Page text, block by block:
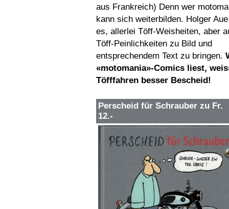
aus Frankreich) Denn wer
kann sich weiterbilden. Holger
es, allerlei Töff-Weisheiten, aber
Töff-Peinlichkeiten zu Bild und
entsprechendem Text zu bringen.
«motomania»-Comics liest,
Töfffahren besser Bescheid!
Perscheid für Schrauber zu Fr.
12.-